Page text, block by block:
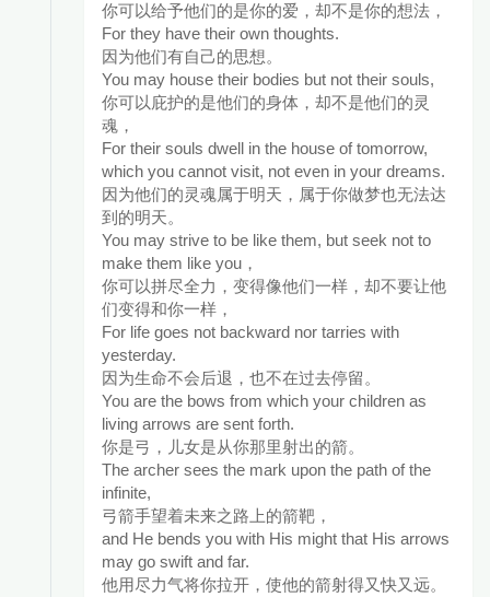
你可以给予他们的是你的爱，却不是你的想法，
For they have their own thoughts.
因为他们有自己的思想。
You may house their bodies but not their souls,
你可以庇护的是他们的身体，却不是他们的灵
魂，
For their souls dwell in the house of tomorrow,
which you cannot visit, not even in your dreams.
因为他们的灵魂属于明天，属于你做梦也无法达
到的明天。
You may strive to be like them, but seek not to
make them like you，
你可以拼尽全力，变得像他们一样，却不要让他
们变得和你一样，
For life goes not backward nor tarries with
yesterday.
因为生命不会后退，也不在过去停留。
You are the bows from which your children as
living arrows are sent forth.
你是弓，儿女是从你那里射出的箭。
The archer sees the mark upon the path of the
infinite,
弓箭手望着未来之路上的箭靶，
and He bends you with His might that His arrows
may go swift and far.
他用尽力气将你拉开，使他的箭射得又快又远。